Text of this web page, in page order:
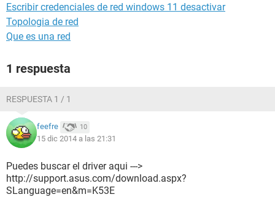
Escribir credenciales de red windows 11 desactivar
Topologia de red
Que es una red
1 respuesta
RESPUESTA 1 / 1
feefre 10
15 dic 2014 a las 21:31
Puedes buscar el driver aqui --->
http://support.asus.com/download.aspx?
SLanguage=en&m=K53E